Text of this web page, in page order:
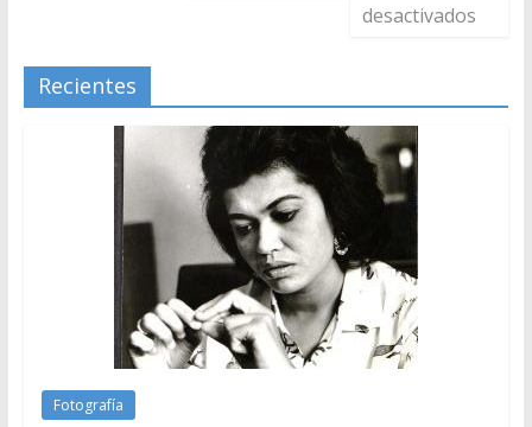
desactivados
Recientes
Fotografía